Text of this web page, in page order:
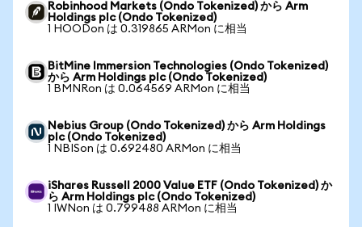
Robinhood Markets (Ondo Tokenized) から Arm
Holdings plc (Ondo Tokenized)
1 HOODon は 0.319865 ARMon に相当
BitMine Immersion Technologies (Ondo Tokenized)
から Arm Holdings plc (Ondo Tokenized)
1 BMNRon は 0.064569 ARMon に相当
Nebius Group (Ondo Tokenized) から Arm Holdings
plc (Ondo Tokenized)
1 NBISon は 0.692480 ARMon に相当
iShares Russell 2000 Value ETF (Ondo Tokenized) か
ら Arm Holdings plc (Ondo Tokenized)
1 IWNon は 0.799488 ARMon に相当